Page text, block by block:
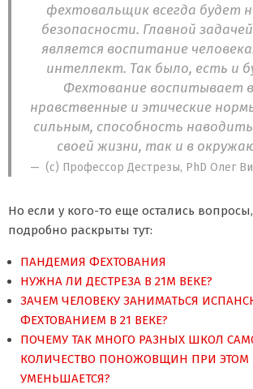
фехтовальщик всегда будет
безопасности. Главной
является воспитание
интеллект. Так было, есть и
Фехтование воспитывает
нравственные и этические
сильным, способность
своей жизни, так и в
(с) Профессор Дестрезы, PhD Олег
Но если у кого-то еще остались
подробно раскрыты тут:
ПАНДЕМИЯ ФЕХТОВАНИЯ
НУЖНА ЛИ ДЕСТРЕЗА В 21М ВЕКЕ?
ЗАЧЕМ ЧЕЛОВЕКУ ЗАНИМАТЬСЯ
ФЕХТОВАНИЕМ В 21 ВЕКЕ?
ПОЧЕМУ ТАК МНОГО РАЗНЫХ ШКОЛ
КОЛИЧЕСТВО ПОНОЖОВЩИН ПРИ ЭТОМ
УМЕНЬШАЕТСЯ?